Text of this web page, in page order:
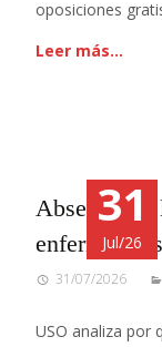
oposiciones
Leer más…
31
Jul/26
Absentismo
enfermo y
31/07/2026
USO analiza por